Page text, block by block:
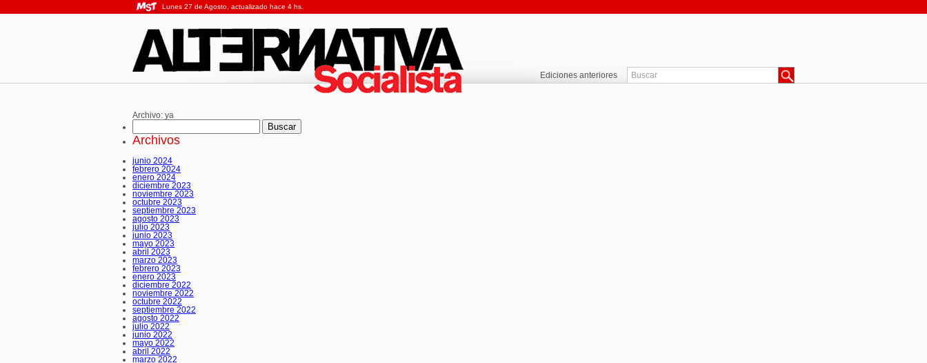
Lunes 27 de Agosto, actualizado hace 4 hs.
Ediciones anteriores
Archivo: ya
Buscar:
Archivos
junio 2024
febrero 2024
enero 2024
diciembre 2023
noviembre 2023
octubre 2023
septiembre 2023
agosto 2023
julio 2023
junio 2023
mayo 2023
abril 2023
marzo 2023
febrero 2023
enero 2023
diciembre 2022
noviembre 2022
octubre 2022
septiembre 2022
agosto 2022
julio 2022
junio 2022
mayo 2022
abril 2022
marzo 2022